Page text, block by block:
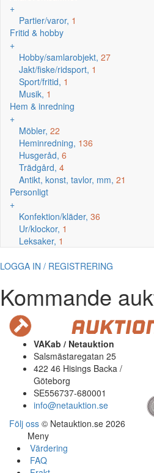
+
Partier/varor, 1
Fritid & hobby
+
Hobby/samlarobjekt, 27
Jakt/fiske/ridsport, 1
Sport/fritid, 1
Musik, 1
Hem & inredning
+
Möbler, 22
Heminredning, 136
Husgeråd, 6
Trädgård, 4
Antikt, konst, tavlor, mm, 21
Personligt
+
Konfektion/kläder, 36
Ur/klockor, 1
Leksaker, 1
LOGGA IN / REGISTRERING
Kommande
VAKab / Netauktion
Salsmästaregatan 25
422 46 Hisings Backa /
Göteborg
SE556737-680001
info@netauktion.se
Följ oss © Netauktion.se 2026
Meny
Värdering
FAQ